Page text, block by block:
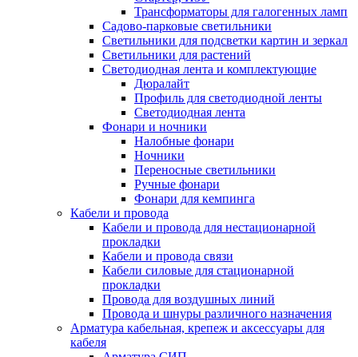
Трансформаторы для галогенных ламп
Садово-парковые светильники
Светильники для подсветки картин и зеркал
Светильники для растений
Светодиодная лента и комплектующие
Дюралайт
Профиль для светодиодной ленты
Светодиодная лента
Фонари и ночники
Налобные фонари
Ночники
Переносные светильники
Ручные фонари
Фонари для кемпинга
Кабели и провода
Кабели и провода для нестационарной
прокладки
Кабели и провода связи
Кабели силовые для стационарной
прокладки
Провода для воздушных линий
Провода и шнуры различного назначения
Арматура кабельная, крепеж и аксессуары для
кабеля